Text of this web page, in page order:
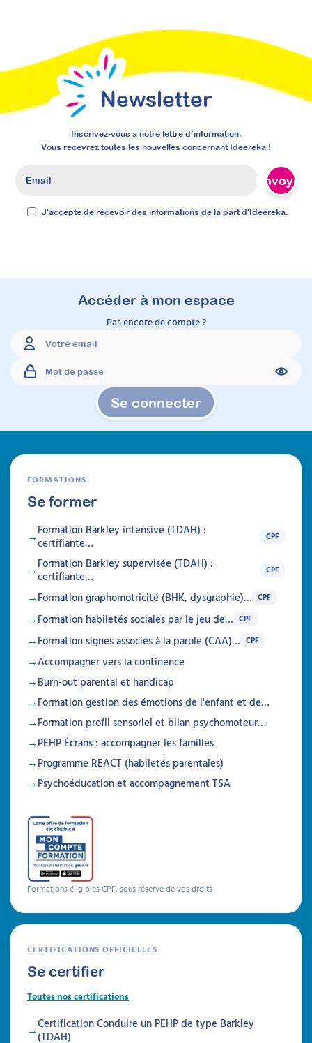
À découvrir
Formations
NOUVEAU 2026
accompagner les familles
vers des usages apaisés et
des règles durables
Attestation de formation
Les écrans génèrent souvent tensions et
soit clairement abordé. Découvrez comment
accompagnez efficacement les parents vers
des règles claires, des routines sereines et
moins de conflits au quotidien, y compris en
contexte de troubles
neurodéveloppementaux.
Prochaine session 07/09/2026
Durée 18h réparties sur 6 semaines
À découvrir
Formations
Mettre en place des
d’accompagnement
Newsletter
Inscrivez-vous à notre lettre d’information.
Vous recevrez toutes les nouvelles concernant Ideereka !
Envoyer
J'accepte de recevoir des informations de la part d'Ideereka.
Accéder à mon espace
Pas encore de compte ?
Se connecter
FORMATIONS
Se former
Formation Barkley intensive (TDAH) :
certifiante…
CPF
Formation Barkley supervisée (TDAH) :
certifiante…
CPF
Formation graphomotricité (BHK, dysgraphie)… CPF
Formation habiletés sociales par le jeu de… CPF
Formation signes associés à la parole (CAA)… CPF
Accompagner vers la continence
Burn-out parental et handicap
Formation gestion des émotions de l'enfant et de…
Formation profil sensoriel et bilan psychomoteur…
PEHP Écrans : accompagner les familles
Programme REACT (habiletés parentales)
Psychoéducation et accompagnement TSA
Formations éligibles CPF, sous réserve de vos droits
CERTIFICATIONS OFFICIELLES
Se certifier
Toutes nos certifications
Certification Conduire un PEHP de type Barkley
(TDAH)